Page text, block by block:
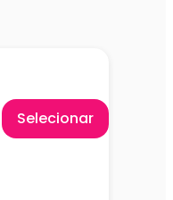
Selecionar